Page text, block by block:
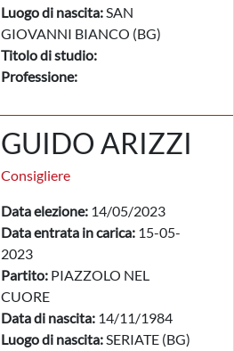
Luogo di nascita:SAN
GIOVANNI BIANCO (BG)
Titolo di studio:
Professione:
GUIDO ARIZZI
Consigliere
Data elezione: 14/05/2023
Data entrata in carica: 15-05-
2023
Partito: PIAZZOLO NEL
CUORE
Data di nascita: 14/11/1984
Luogo di nascita:SERIATE (BG)